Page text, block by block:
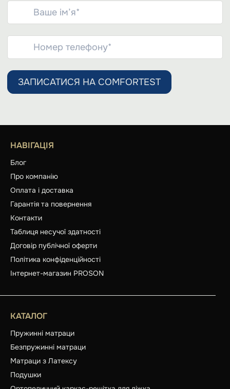
ЗАПИСАТИСЯ НА COMFORTEST
НАВІГАЦІЯ
Блог
Про компанію
Оплата і доставка
Гарантія та повернення
Контакти
Таблиця несучої здатності
Договір публічної оферти
Політика конфіденційності
Інтернет-магазин PROSON
КАТАЛОГ
Пружинні матраци
Безпружинні матраци
Матраци з Латексу
Подушки